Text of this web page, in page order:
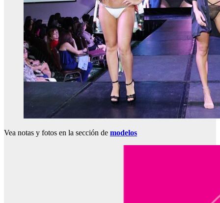
Vea notas y fotos en la sección de modelos